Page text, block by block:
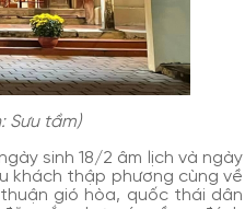
Sưu tầm)
sinh 18/2 âm lịch và ngày
khách thập phương cùng về
gió hòa, quốc thái dân